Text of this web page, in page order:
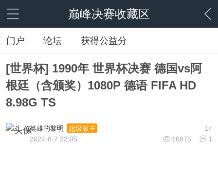
巅峰决赛收藏区
门户 论坛 获得公益分
[世界杯] 1990年 世界杯决赛 德国vs阿
根廷（含颁奖）1080P 德语 FIFA HD
8.98G TS
1#
英雄的黎明
超级版主
16875
1
2024-8-7 22:05